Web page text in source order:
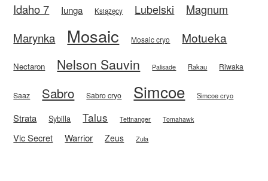
Idaho 7 Iunga Książęcy Lubelski
Magnum
Marynka
Mosaic Mosaic cryo Motueka
Nectaron Nelson Sauvin Palisade Rakau Riwaka
Saaz Sabro Sabro cryo Simcoe Simcoe cryo
Strata Sybilla Talus Tettnanger Tomahawk
Vic Secret Warrior Zeus Zula